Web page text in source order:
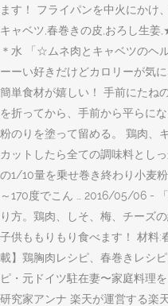
ます！ フライパンを中火にかけ
キャベツ,春巻きの皮,おろし生
＊水 「☆ムネ肉とキャベツのヘ
ーーい好きだけどカロリーが気
簡単食材が嬉しい！ 手前にたね
を折ってから、手前から平らに
粉のりを塗って留める。 鶏肉、
カットしたら全ての調味料とし
の1/10量を乗せ巻き終わり小麦
～170度でこん … 2016/05/06 -
り方。鶏肉、しそ、梅、チーズ
子供ももりもり食べます！ 材料:
載】鶏胸肉レシピ、春巻きレシ
ピ・元ドイツ駐在妻〜家庭料理
研究家アンナ 楽天が運営する楽